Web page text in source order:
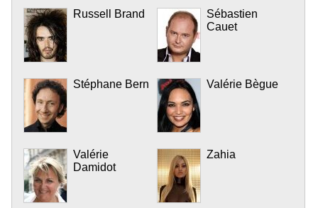
Russell Brand
Sébastien
Cauet
Stéphane Bern Valérie Bègue
Valérie
Damidot
Zahia